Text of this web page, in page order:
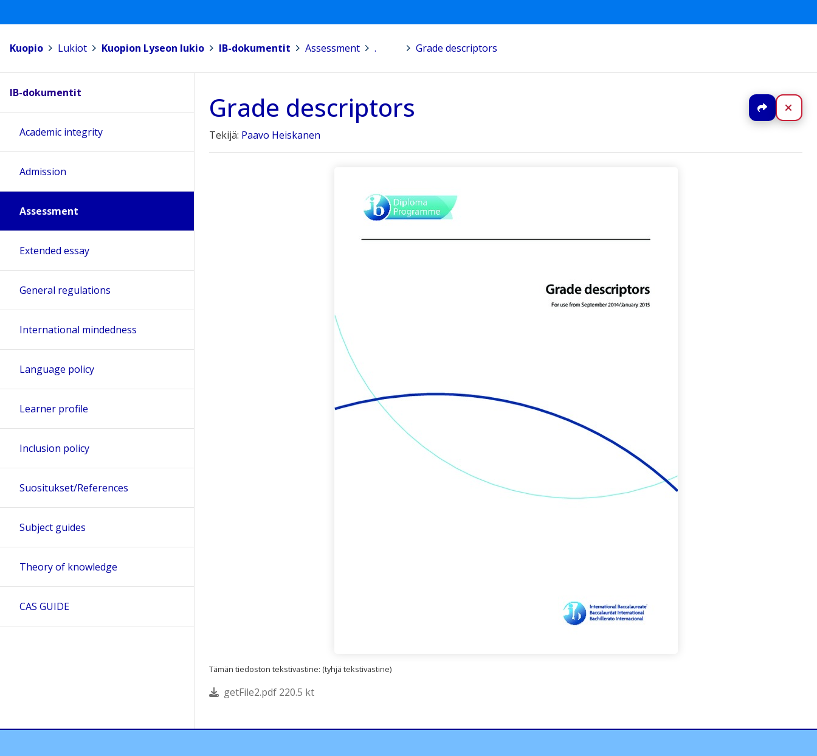
Kuopio Lukiot Kuopion Lyseon lukio IB-dokumentit Assessment . Grade descriptors
Grade descriptors Jaa
Tekijä: Paavo Heiskanen
Tämän tiedoston tekstivastine: (tyhjä tekstivastine)
getFile2.pdf 220.5 kt
IB-dokumentit
Academic integrity
Admission
Assessment
Extended essay
General regulations
International mindedness
Language policy
Learner profile
Inclusion policy
Suositukset/References
Subject guides
Theory of knowledge
CAS GUIDE